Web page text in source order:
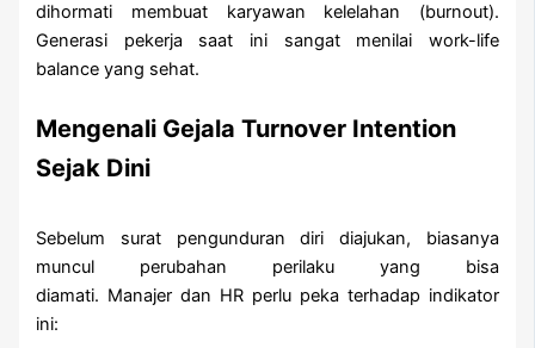
dihormati membuat karyawan kelelahan (burnout).
Generasi pekerja saat ini sangat menilai work-life
balance yang sehat.
Mengenali Gejala Turnover Intention
Sejak Dini
Sebelum surat pengunduran diri diajukan, biasanya
muncul perubahan perilaku yang bisa
diamati. Manajer dan HR perlu peka terhadap indikator
ini: